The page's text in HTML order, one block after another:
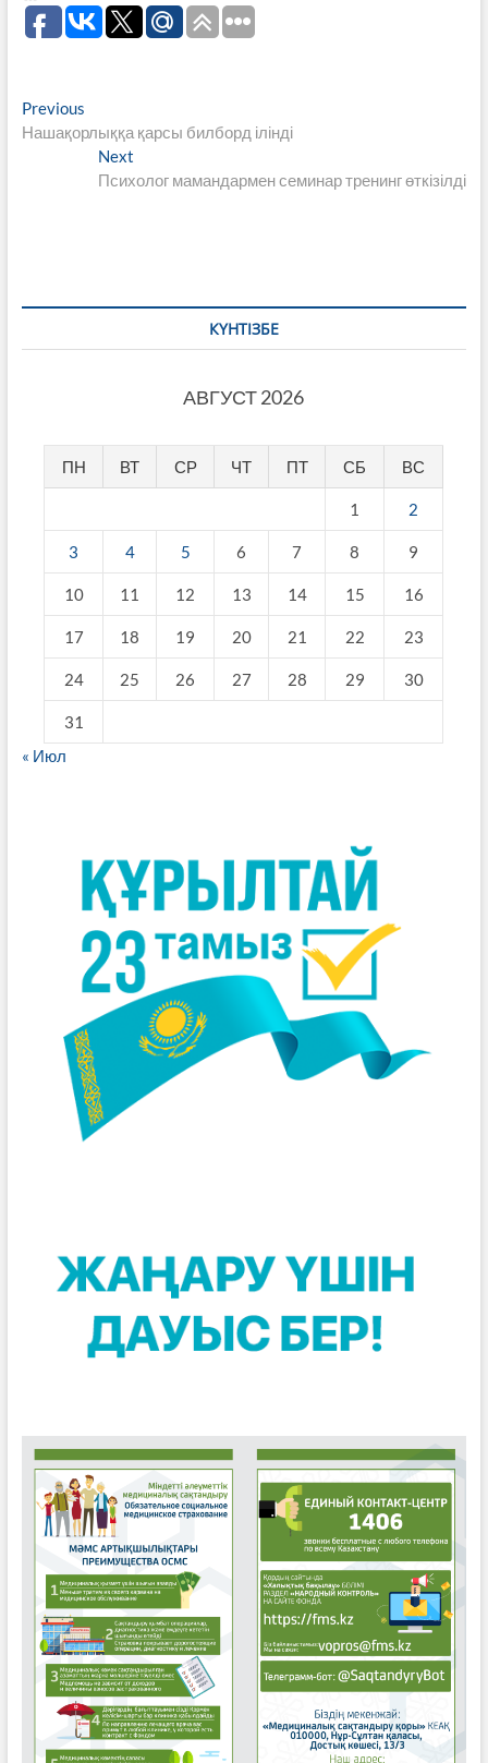
Навигация
по
записям
PreviousPrevious
post:
Нашақорлыққа қарсы билборд ілінді
Next
post:
Психолог мамандармен семинар тренинг өткізілді
КҮНТІЗБЕ
АВГУСТ 2026
ПН ВТ СР ЧТ ПТ СБ ВС
1 2
3 4 5 6 7 8 9
10 11 12 13 14 15 16
17 18 19 20 21 22 23
24 25 26 27 28 29 30
31
« Июл